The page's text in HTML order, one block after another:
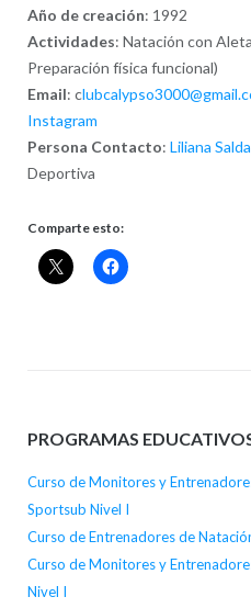
Año de creación: 1992
Actividades: Natación con
Preparación física funcional)
Email: c
Instagram
Persona Contacto: Liliana
Deportiva
Comparte esto:
PROGRAMAS
Curso de Monitores y
Sportsub Nivel I
Curso de Entrenadores de
Curso de Monitores y
Nivel I